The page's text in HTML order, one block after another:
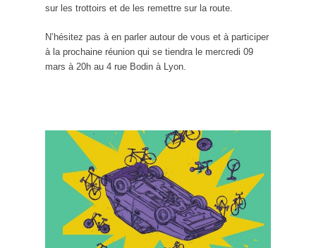
sur les trottoirs et de les remettre sur la route.
N’hésitez pas à en parler autour de vous et à participer
à la prochaine réunion qui se tiendra le mercredi 09
mars à 20h au 4 rue Bodin à Lyon.